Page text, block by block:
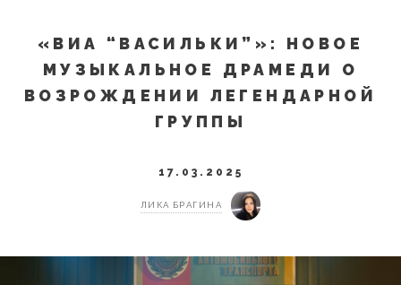
«ВИА “ВАСИЛЬКИ”»: НОВОЕ
МУЗЫКАЛЬНОЕ ДРАМЕДИ О
ВОЗРОЖДЕНИИ ЛЕГЕНДАРНОЙ
ГРУППЫ
17.03.2025
ЛИКА БРАГИНА